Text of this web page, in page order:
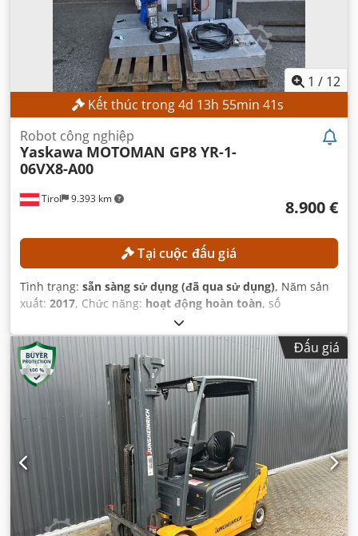
1 / 12
Kết thúc trong4d 13h 55min 40s
Tirol 9.393 km
Robot công nghiệp
Yaskawa MOTOMAN GP8 YR-1-
06VX8-A00
8.900 €
Tại cuộc đấu giá
Tình trạng: sẵn sàng sử dụng (đã qua sử dụng), Năm sản
xuất: 2017, Chức năng: hoạt động hoàn toàn, số
R17393-376-4-0
32 kg, tải trọng:8 kg, mô hình bộ điều khiển:Yaskawa
YRC1000 , nhà sản xuất teach pendant: Yaskawa, số lượng
trục:6,
Đấu giá